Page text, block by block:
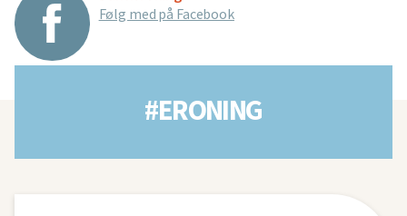
Følg med på Facebook
#ERONING